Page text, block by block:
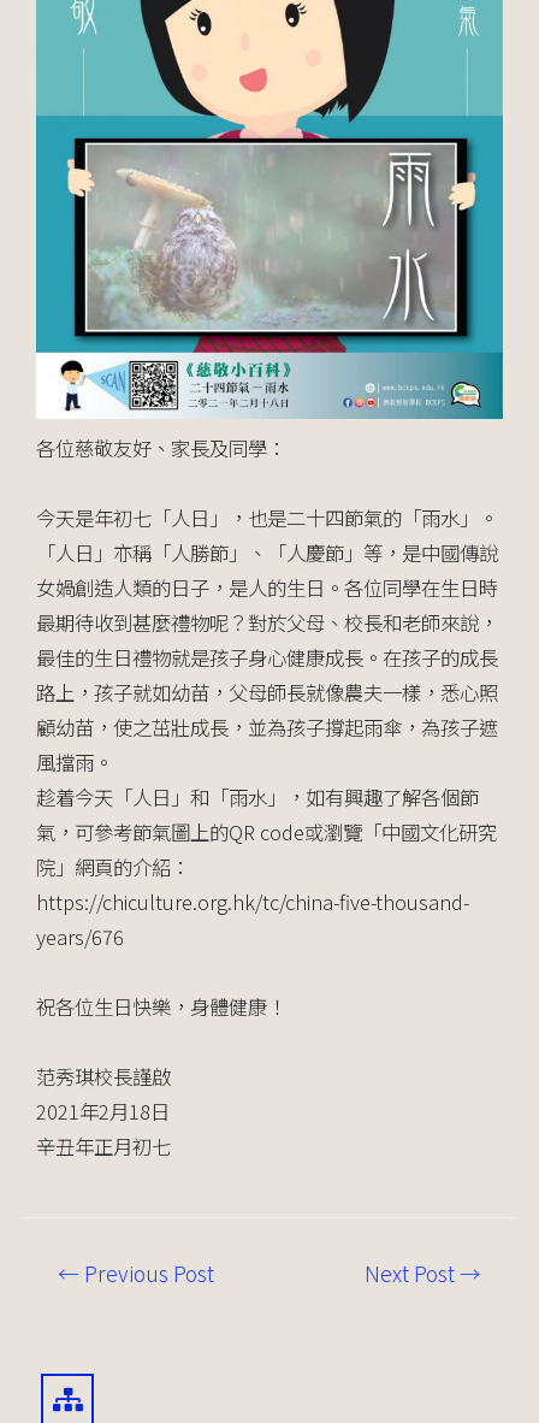
各位慈敬友好、家長及同學：
今天是年初七「人日」，也是二十四節氣的「雨水」。
「人日」亦稱「人勝節」、「人慶節」等，是中國傳說
女媧創造人類的日子，是人的生日。各位同學在生日時
最期待收到甚麼禮物呢？對於父母、校長和老師來說，
最佳的生日禮物就是孩子身心健康成長。在孩子的成長
路上，孩子就如幼苗，父母師長就像農夫一樣，悉心照
顧幼苗，使之茁壯成長，並為孩子撐起雨傘，為孩子遮
風擋雨。
趁着今天「人日」和「雨水」，如有興趣了解各個節
氣，可參考節氣圖上的QR code或瀏覽「中國文化研究
院」網頁的介紹：
https://chiculture.org.hk/tc/china-five-thousand-
years/676
祝各位生日快樂，身體健康！
范秀琪校長謹啟
2021年2月18日
辛丑年正月初七
← Previous Post Next Post→